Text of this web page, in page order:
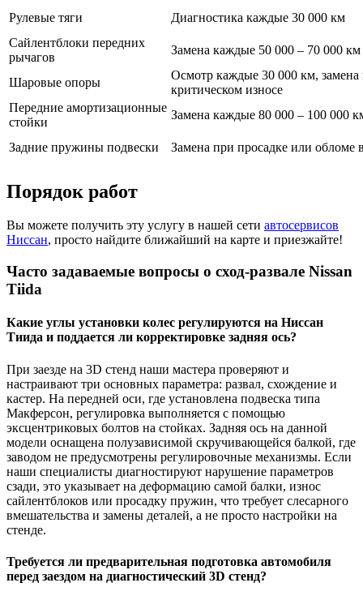
Рулевые тяги
Диагностика каждые 30 000 км
Сайлентблоки передних
рычагов
Замена каждые 50 000 – 70 000 км
Шаровые опоры
Осмотр каждые 30 000 км, замена
критическом износе
Передние амортизационные
стойки
Замена каждые 80 000 – 100 000
Задние пружины подвески Замена при просадке или обломе
Порядок работ
Вы можете получить эту услугу в нашей сети автосервисов
Ниссан, просто найдите ближайший на карте и приезжайте!
Часто задаваемые вопросы о сход-развале Nissan
Tiida
Какие углы установки колес регулируются на Ниссан
Тиида и поддается ли корректировке задняя ось?
При заезде на 3D стенд наши мастера проверяют и
настраивают три основных параметра: развал, схождение и
кастер. На передней оси, где установлена подвеска типа
Макферсон, регулировка выполняется с помощью
эксцентриковых болтов на стойках. Задняя ось на данной
модели оснащена полузависимой скручивающейся балкой, где
заводом не предусмотрены регулировочные механизмы. Если
наши специалисты диагностируют нарушение параметров
сзади, это указывает на деформацию самой балки, износ
сайлентблоков или просадку пружин, что требует слесарного
вмешательства и замены деталей, а не просто настройки на
стенде.
Требуется ли предварительная подготовка автомобиля
перед заездом на диагностический 3D стенд?